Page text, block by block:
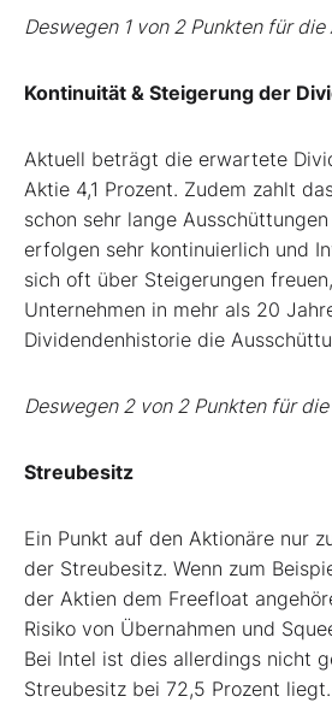
Deswegen 1 von 2 Punkten für die
Kontinuität & Steigerung der
Aktuell beträgt die erwartete
Aktie 4,1 Prozent. Zudem zahlt
schon sehr lange
erfolgen sehr kontinuierlich und
sich oft über Steigerungen
Unternehmen in mehr als 20
Dividendenhistorie die
Deswegen 2 von 2 Punkten für
Streubesitz
Ein Punkt auf den Aktionäre nur
der Streubesitz. Wenn zum
der Aktien dem Freefloat
Risiko von Übernahmen und
Bei Intel ist dies allerdings nicht
Streubesitz bei 72,5 Prozent liegt.